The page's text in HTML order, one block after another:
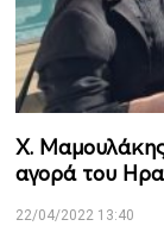
Χ.
αγορά του
22/04/2022 13:40